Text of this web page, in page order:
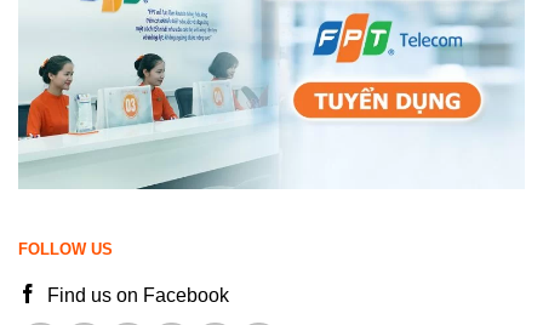
FOLLOW US
Find us on Facebook